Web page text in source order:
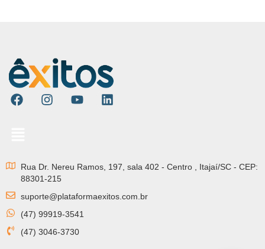
Rua Dr. Nereu Ramos, 197, sala 402 - Centro , Itajaí/SC - CEP:
88301-215
suporte@plataformaexitos.com.br
(47) 99919-3541
(47) 3046-3730